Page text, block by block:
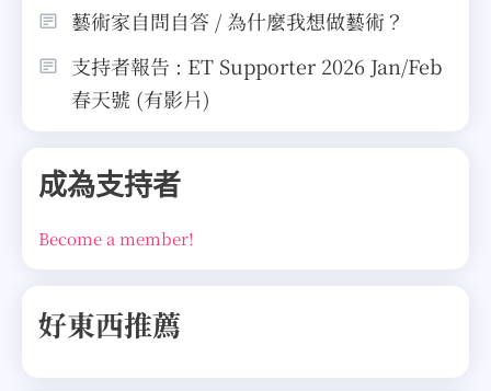
藝術家自問自答 / 為什麼我想做藝術？
支持者報告 : ET Supporter 2026 Jan/Feb
春天號 (有影片)
成為支持者
Become a member!
好東西推薦